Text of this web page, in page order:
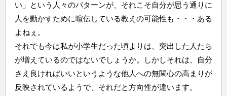
い」という人々のパターンが、それこそ自分が思う通りに
人を動かすために喧伝している教えの可能性も・・・ある
よねぇ。
それでも今は私が小学生だった頃よりは、突出した人たち
が増えているのではないでしょうか。しかしそれは、自分
さえ良ければいいというような他人への無関心の高まりが
反映されているようで、それだと方向性が違います。